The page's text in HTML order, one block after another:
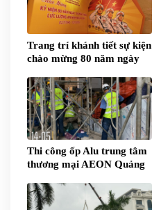
Trang trí khánh tiết sự kiện
chào mừng 80 năm ngày
dân Quảng Ninh
Thi công ốp Alu trung tâm
thương mại AEON Quảng